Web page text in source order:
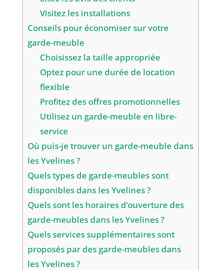
Visitez les installations
Conseils pour économiser sur votre
garde-meuble
Choisissez la taille appropriée
Optez pour une durée de location
flexible
Profitez des offres promotionnelles
Utilisez un garde-meuble en libre-
service
Où puis-je trouver un garde-meuble dans
les Yvelines ?
Quels types de garde-meubles sont
disponibles dans les Yvelines ?
Quels sont les horaires d’ouverture des
garde-meubles dans les Yvelines ?
Quels services supplémentaires sont
proposés par des garde-meubles dans
les Yvelines ?